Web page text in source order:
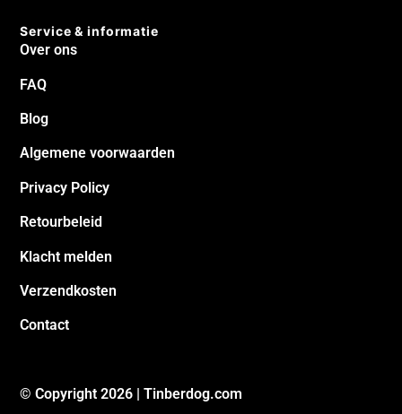
Service & informatie
Over ons
FAQ
Blog
Algemene voorwaarden
Privacy Policy
Retourbeleid
Klacht melden
Verzendkosten
Contact
© Copyright 2026 | Tinberdog.com